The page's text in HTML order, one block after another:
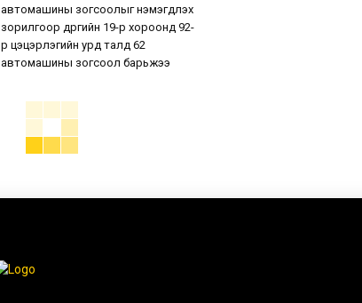
автомашины зогсоолыг нэмэгдүүлэх
зорилгоор дүүргийн 19-р хороонд 92-
р цэцэрлэгийн урд талд 62
автомашины зогсоол барьжээ